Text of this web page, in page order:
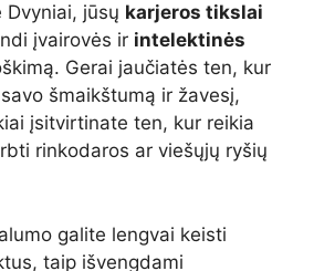
jūsų karjeros tikslai
įvairovės ir intelektinės
Gerai jaučiatės ten, kur
šmaikštumą ir žavesį,
įsitvirtinate ten, kur reikia
rinkodaros ar viešųjų ryšių
galite lengvai keisti
taip išvengdami